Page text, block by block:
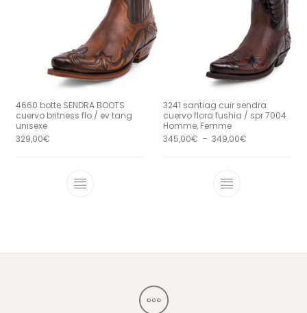
4660 botte SENDRA BOOTS
cuervo britness flo / ev tang
unisexe
329,00€
Ce produit a plusieurs variations.
3241 santiag cuir sendra
cuervo flora fushia / spr 7004
Homme, Femme
345,00€ – 349,00€Plage de prix
Ce produit a